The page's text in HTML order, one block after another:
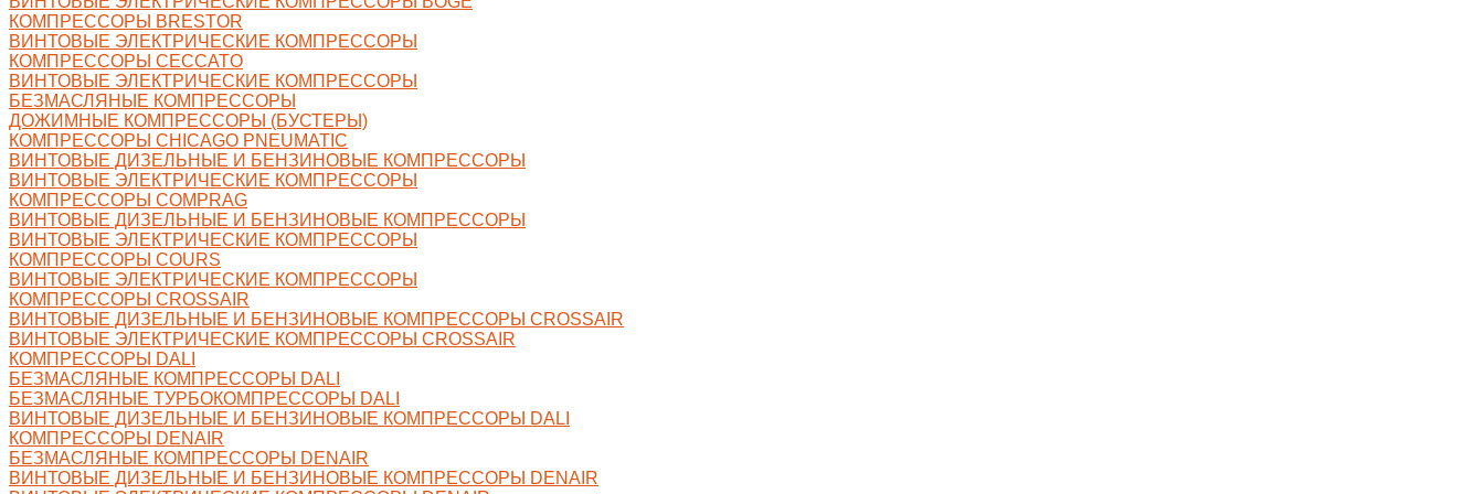
КОМПРЕССОРЫ BRESTOR
ВИНТОВЫЕ ЭЛЕКТРИЧЕСКИЕ КОМПРЕССОРЫ
КОМПРЕССОРЫ CECCATO
ВИНТОВЫЕ ЭЛЕКТРИЧЕСКИЕ КОМПРЕССОРЫ
БЕЗМАСЛЯНЫЕ КОМПРЕССОРЫ
ДОЖИМНЫЕ КОМПРЕССОРЫ (БУСТЕРЫ)
КОМПРЕССОРЫ CHICAGO PNEUMATIC
ВИНТОВЫЕ ДИЗЕЛЬНЫЕ И БЕНЗИНОВЫЕ КОМПРЕССОРЫ
ВИНТОВЫЕ ЭЛЕКТРИЧЕСКИЕ КОМПРЕССОРЫ
КОМПРЕССОРЫ COMPRAG
ВИНТОВЫЕ ДИЗЕЛЬНЫЕ И БЕНЗИНОВЫЕ КОМПРЕССОРЫ
ВИНТОВЫЕ ЭЛЕКТРИЧЕСКИЕ КОМПРЕССОРЫ
КОМПРЕССОРЫ COURS
ВИНТОВЫЕ ЭЛЕКТРИЧЕСКИЕ КОМПРЕССОРЫ
КОМПРЕССОРЫ CROSSAIR
ВИНТОВЫЕ ДИЗЕЛЬНЫЕ И БЕНЗИНОВЫЕ КОМПРЕССОРЫ CROSSAIR
ВИНТОВЫЕ ЭЛЕКТРИЧЕСКИЕ КОМПРЕССОРЫ CROSSAIR
КОМПРЕССОРЫ DALI
БЕЗМАСЛЯНЫЕ КОМПРЕССОРЫ DALI
БЕЗМАСЛЯНЫЕ ТУРБОКОМПРЕССОРЫ DALI
ВИНТОВЫЕ ДИЗЕЛЬНЫЕ И БЕНЗИНОВЫЕ КОМПРЕССОРЫ DALI
КОМПРЕССОРЫ DENAIR
БЕЗМАСЛЯНЫЕ КОМПРЕССОРЫ DENAIR
ВИНТОВЫЕ ДИЗЕЛЬНЫЕ И БЕНЗИНОВЫЕ КОМПРЕССОРЫ DENAIR